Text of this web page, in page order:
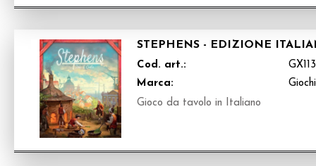
STEPHENS - EDIZIONE
Cod. art.:
Marca:
Gioco da tavolo in Italiano